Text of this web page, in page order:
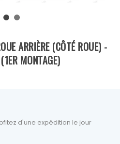
ARRIÈRE (CÔTÉ ROUE) -
MONTAGE)
d'une expédition le jour